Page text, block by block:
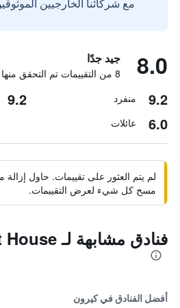
8.0 جيد جدًا
8 من التقييمات تم التحقق منها
9.2 منفرد 9.2
6.0 عائلات
لم يتم العثور على تقييمات. حاول
مسح كل شيء لعرض التقييمات.
فنادق مشابهة لـ Hunwa Guest House
أفضل الفنادق في كيرون